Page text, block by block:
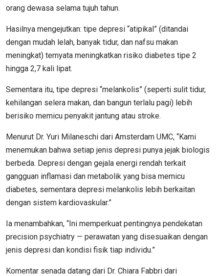
orang dewasa selama tujuh tahun.
Hasilnya mengejutkan: tipe depresi “atipikal” (ditandai
dengan mudah lelah, banyak tidur, dan nafsu makan
meningkat) ternyata meningkatkan risiko diabetes tipe 2
hingga 2,7 kali lipat.
Sementara itu, tipe depresi “melankolis” (seperti sulit tidur,
kehilangan selera makan, dan bangun terlalu pagi) lebih
berisiko memicu penyakit jantung atau stroke.
Menurut Dr. Yuri Milaneschi dari Amsterdam UMC, “Kami
menemukan bahwa setiap jenis depresi punya jejak biologis
berbeda. Depresi dengan gejala energi rendah terkait
gangguan inflamasi dan metabolik yang bisa memicu
diabetes, sementara depresi melankolis lebih berkaitan
dengan sistem kardiovaskular.”
Ia menambahkan, “Ini memperkuat pentingnya pendekatan
precision psychiatry — perawatan yang disesuaikan dengan
jenis depresi dan kondisi fisik tiap individu.”
Komentar senada datang dari Dr. Chiara Fabbri dari